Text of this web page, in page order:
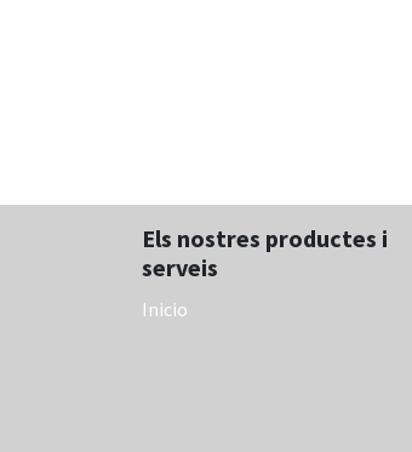
Els nostres productes i
serveis
Inicio